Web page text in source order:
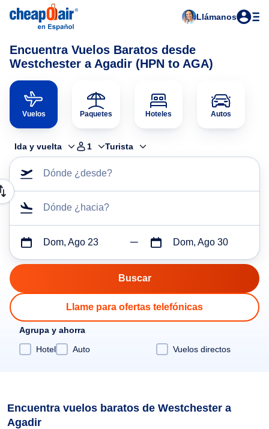
Llámanos
Encuentra Vuelos Baratos desde
Westchester a Agadir (HPN to AGA)
Vuelos Paquetes Hoteles Autos
Ida y vuelta 1 Turista
Dónde ¿desde?
Dónde ¿hacia?
Dom, Ago 23 Dom, Ago 30
Llame para ofertas telefónicas
Agrupa y ahorra
Hotel
Auto Vuelos directos
Encuentra vuelos baratos de Westchester a
Agadir